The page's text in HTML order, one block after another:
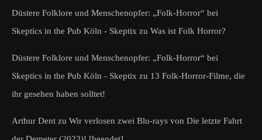
Düstere Folklore und Menschenopfer: „Folk-Horror“ bei
Skeptics in the Pub Köln - Skeptix zu Was ist Folk Horror?
Düstere Folklore und Menschenopfer: „Folk-Horror“ bei
Skeptics in the Pub Köln - Skeptix zu 13 Folk-Horror-Filme, die
ihr gesehen haben solltet!
Arthur Dent zu Wir verlosen zwei Blu-rays von Die letzte Fahrt